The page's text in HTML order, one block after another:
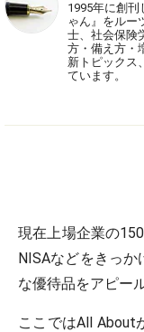
1995年に創刊
ゃん』をルー
士、社会保険
方・備え方・
新トピックス
ています。
現在上場企業の
NISAなどをきっ
な優待品をアピー
ここではAll About